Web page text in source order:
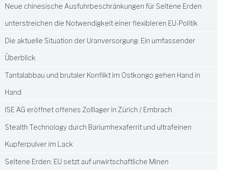
Neue chinesische Ausfuhrbeschränkungen für Seltene Erden
unterstreichen die Notwendigkeit einer flexibleren EU-Politik
Die aktuelle Situation der Uranversorgung: Ein umfassender
Überblick
Tantalabbau und brutaler Konflikt im Ostkongo gehen Hand in
Hand
ISE AG eröffnet offenes Zolllager in Zürich / Embrach
Stealth Technology durch Bariumhexaferrit und ultrafeinen
Kupferpulver im Lack
Seltene Erden: EU setzt auf unwirtschaftliche Minen